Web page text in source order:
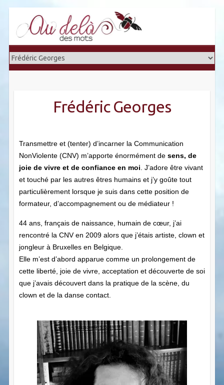
Frédéric Georges
Transmettre et (tenter) d’incarner la Communication
NonViolente (CNV) m’apporte énormément de sens, de
joie de vivre et de confiance en moi . J’adore être vivant
et touché par les autres êtres humains et j’y goûte tout
particulièrement lorsque je suis dans cette position de
formateur, d’accompagnement ou de médiateur !
44 ans, français de naissance, humain de cœur, j’ai
rencontré la CNV en 2009 alors que j’étais artiste, clown et
jongleur à Bruxelles en Belgique.
Elle m’est d’abord apparue comme un prolongement de
cette liberté, joie de vivre, acceptation et découverte de soi
que j’avais découvert dans la pratique de la scène, du
clown et de la danse contact.